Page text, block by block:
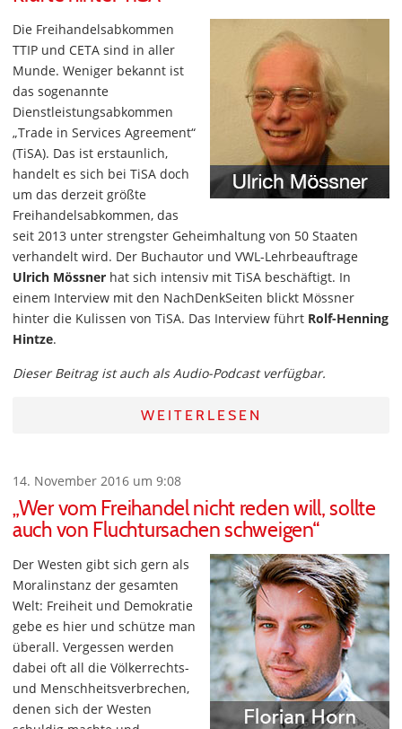
Die Freihandelsabkommen
TTIP und CETA sind in aller
Munde. Weniger bekannt ist
das sogenannte
Dienstleistungsabkommen
„Trade in Services Agreement“
(TiSA). Das ist erstaunlich,
handelt es sich bei TiSA doch
um das derzeit größte
Freihandelsabkommen, das
seit 2013 unter strengster Geheimhaltung von 50 Staaten
verhandelt wird. Der Buchautor und VWL-Lehrbeauftrage
Ulrich Mössner hat sich intensiv mit TiSA beschäftigt. In
einem Interview mit den NachDenkSeiten blickt Mössner
hinter die Kulissen von TiSA. Das Interview führt Rolf-Henning
Hintze.
Dieser Beitrag ist auch als Audio-Podcast verfügbar.
WEITERLESEN
14. November 2016 um 9:08
„Wer vom Freihandel nicht reden will, sollte
auch von Fluchtursachen schweigen“
Der Westen gibt sich gern als
Moralinstanz der gesamten
Welt: Freiheit und Demokratie
gebe es hier und schütze man
überall. Vergessen werden
dabei oft all die Völkerrechts-
und Menschheitsverbrechen,
denen sich der Westen